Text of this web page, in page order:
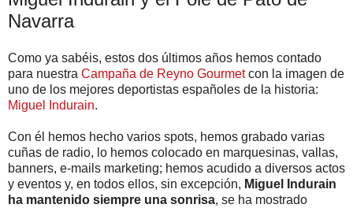
Navarra
Como ya sabéis, estos dos últimos años hemos contado
para nuestra Campaña de Reyno Gourmetcon la imagen de
uno de los mejores deportistas españoles de la historia:
Miguel Indurain.
Con él hemos hecho varios spots, hemos grabado varias
cuñas de radio, lo hemos colocado en marquesinas, vallas,
banners, e-mails marketing; hemos acudido a diversos actos
y eventos y, en todos ellos, sin excepción, Miguel Indurain
ha mantenido siempre una sonrisa, se ha mostrado